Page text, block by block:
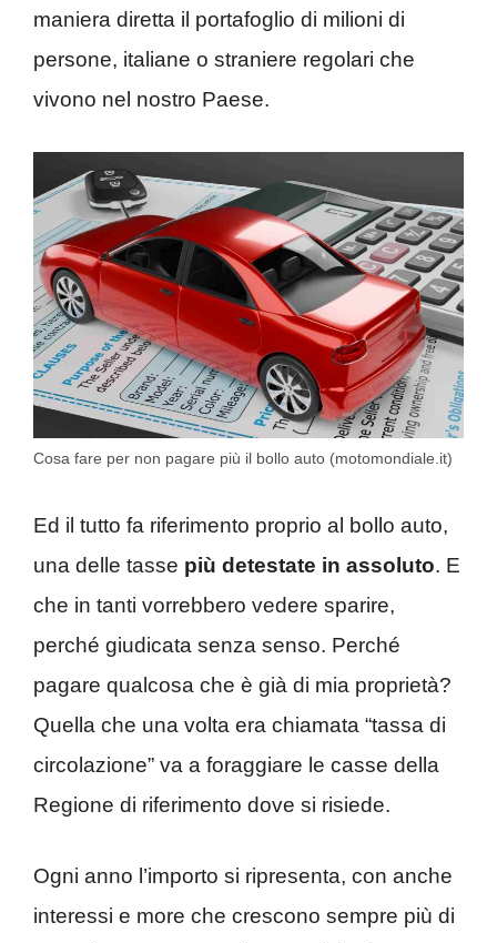
maniera diretta il portafoglio di milioni di
persone, italiane o straniere regolari che
vivono nel nostro Paese.
Cosa fare per non pagare più il bollo auto (motomondiale.it)
Ed il tutto fa riferimento proprio al bollo auto,
una delle tasse più detestate in assoluto. E
che in tanti vorrebbero vedere sparire,
perché giudicata senza senso. Perché
pagare qualcosa che è già di mia proprietà?
Quella che una volta era chiamata “tassa di
circolazione” va a foraggiare le casse della
Regione di riferimento dove si risiede.
Ogni anno l’importo si ripresenta, con anche
interessi e more che crescono sempre più di